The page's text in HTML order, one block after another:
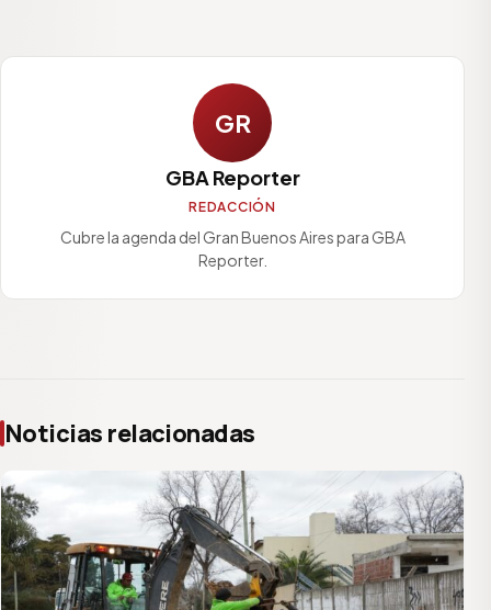
GR
GBA Reporter
REDACCIÓN
Cubre la agenda del Gran Buenos Aires para GBA
Reporter.
Noticias relacionadas